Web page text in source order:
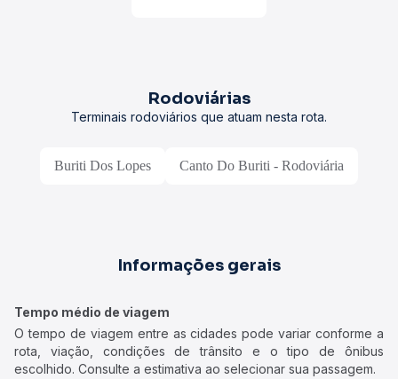
Rodoviárias
Terminais rodoviários que atuam nesta rota.
Buriti Dos Lopes Canto Do Buriti - Rodoviária
Informações gerais
Tempo médio de viagem
O tempo de viagem entre as cidades pode variar conforme a
rota, viação, condições de trânsito e o tipo de ônibus
escolhido. Consulte a estimativa ao selecionar sua passagem.